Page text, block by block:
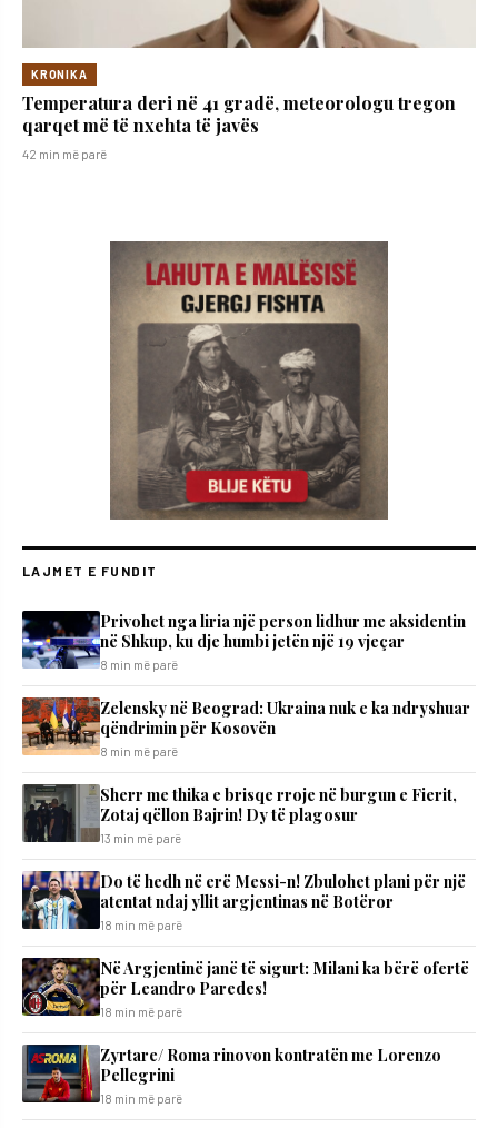
KRONIKA
Temperatura deri në 41 gradë, meteorologu tregon
qarqet më të nxehta të javës
42 min më parë
LAJMET E FUNDIT
Privohet nga liria një person lidhur me aksidentin
në Shkup, ku dje humbi jetën një 19 vjeçar
8 min më parë
Zelensky në Beograd: Ukraina nuk e ka ndryshuar
qëndrimin për Kosovën
8 min më parë
Sherr me thika e brisqe rroje në burgun e Fierit,
Zotaj qëllon Bajrin! Dy të plagosur
13 min më parë
Do të hedh në erë Messi-n! Zbulohet plani për një
atentat ndaj yllit argjentinas në Botëror
18 min më parë
Në Argjentinë janë të sigurt: Milani ka bërë ofertë
për Leandro Paredes!
18 min më parë
Zyrtare/ Roma rinovon kontratën me Lorenzo
Pellegrini
18 min më parë